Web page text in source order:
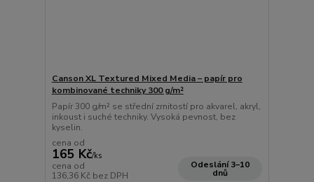
Canson XL Textured Mixed Media – papír pro
kombinované techniky 300 g/m²
Papír 300 g/m² se střední zrnitostí pro akvarel, akryl,
inkoust i suché techniky. Vysoká pevnost, bez
kyselin.
cena od
165 Kč/ks
cena od
136,36 Kč bez DPH
Odeslání 3–10
dnů